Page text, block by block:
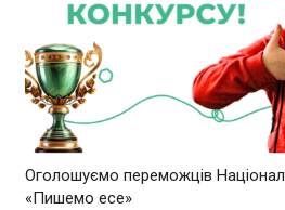
Оголошуємо переможців
«Пишемо есе»